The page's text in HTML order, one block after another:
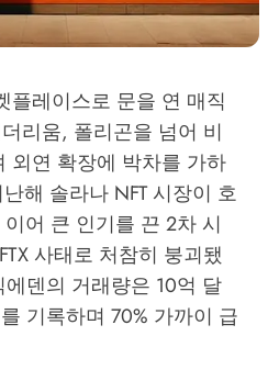
플레이스로 문을 연 매직
리움, 폴리곤을 넘어 비
외연 확장에 박차를 가하
해 솔라나 NFT 시장이 호
어 큰 인기를 끈 2차 시
사태로 처참히 붕괴됐
에덴의 거래량은 10억 달
기록하며 70% 가까이 급